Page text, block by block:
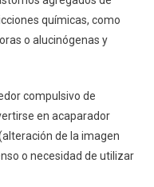
químicas, como
o alucinógenas y
compulsivo de
en acaparador
de la imagen
o necesidad de utilizar